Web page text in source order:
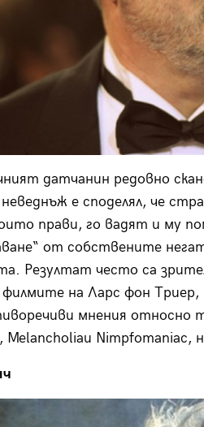
датчанин редовно
е споделял, че
прави, го вадят и му
от собствените
Резултат често са
на Ларс фон Триер,
мнения относно
Melancholiaи Nimpfomaniac,